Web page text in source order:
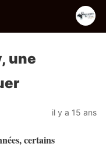
une
il y a 15 ans
certains